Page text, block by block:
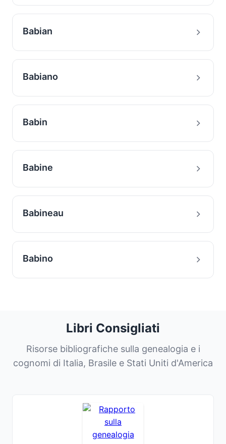
Babian
Babiano
Babin
Babine
Babineau
Babino
Libri Consigliati
Risorse bibliografiche sulla genealogia e i
cognomi di Italia, Brasile e Stati Uniti d'America